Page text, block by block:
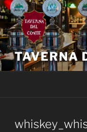
Salta
al
contenuto
TAVERNA